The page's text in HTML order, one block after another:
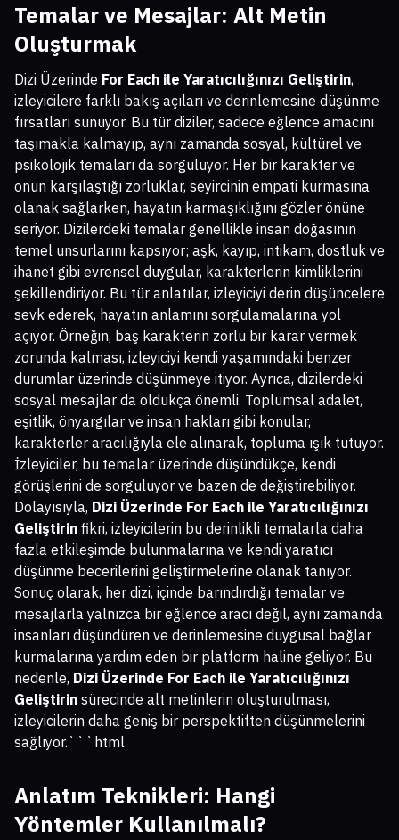
Temalar ve Mesajlar: Alt Metin
Oluşturmak
Dizi Üzerinde For Each ile Yaratıcılığınızı Geliştirin,
izleyicilere farklı bakış açıları ve derinlemesine düşünme
fırsatları sunuyor. Bu tür diziler, sadece eğlence amacını
taşımakla kalmayıp, aynı zamanda sosyal, kültürel ve
psikolojik temaları da sorguluyor. Her bir karakter ve
onun karşılaştığı zorluklar, seyircinin empati kurmasına
olanak sağlarken, hayatın karmaşıklığını gözler önüne
seriyor. Dizilerdeki temalar genellikle insan doğasının
temel unsurlarını kapsıyor; aşk, kayıp, intikam, dostluk ve
ihanet gibi evrensel duygular, karakterlerin kimliklerini
şekillendiriyor. Bu tür anlatılar, izleyiciyi derin düşüncelere
sevk ederek, hayatın anlamını sorgulamalarına yol
açıyor. Örneğin, baş karakterin zorlu bir karar vermek
zorunda kalması, izleyiciyi kendi yaşamındaki benzer
durumlar üzerinde düşünmeye itiyor. Ayrıca, dizilerdeki
sosyal mesajlar da oldukça önemli. Toplumsal adalet,
eşitlik, önyargılar ve insan hakları gibi konular,
karakterler aracılığıyla ele alınarak, topluma ışık tutuyor.
İzleyiciler, bu temalar üzerinde düşündükçe, kendi
görüşlerini de sorguluyor ve bazen de değiştirebiliyor.
Dolayısıyla, Dizi Üzerinde For Each ile Yaratıcılığınızı
Geliştirin fikri, izleyicilerin bu derinlikli temalarla daha
fazla etkileşimde bulunmalarına ve kendi yaratıcı
düşünme becerilerini geliştirmelerine olanak tanıyor.
Sonuç olarak, her dizi, içinde barındırdığı temalar ve
mesajlarla yalnızca bir eğlence aracı değil, aynı zamanda
insanları düşündüren ve derinlemesine duygusal bağlar
kurmalarına yardım eden bir platform haline geliyor. Bu
nedenle, Dizi Üzerinde For Each ile Yaratıcılığınızı
Geliştirin sürecinde alt metinlerin oluşturulması,
izleyicilerin daha geniş bir perspektiften düşünmelerini
sağlıyor.```html
Anlatım Teknikleri: Hangi
Yöntemler Kullanılmalı?